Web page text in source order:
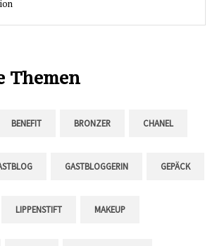
Themen
BENEFIT BRONZER CHANEL
GASTBLOGGERIN GEPÄCK
LIPPENSTIFT MAKEUP